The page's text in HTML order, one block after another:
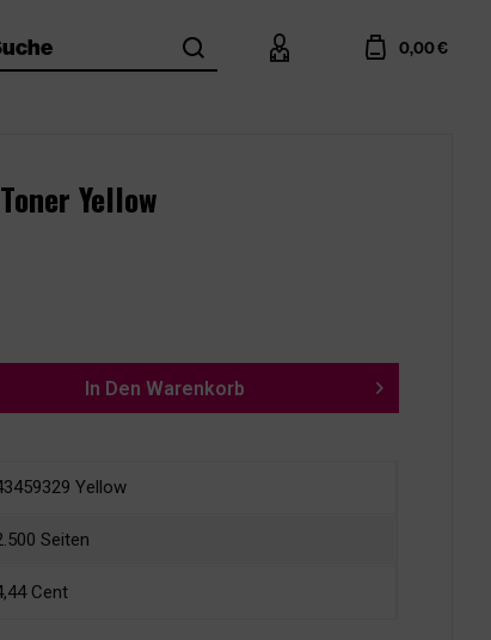
search account cart 0,00 €
Yellow
In Den Warenkorb
Yellow
Seiten
Cent